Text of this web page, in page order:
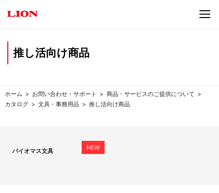
推し活向け商品
ホーム お問い合わせ・サポート
商品・サービスのご提供について
カタログ
文具・事務用品 推し活向け商品
バイオマス文具